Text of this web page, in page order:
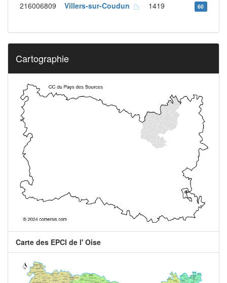
216006809 Villers-sur-Coudun 1419 60
Cartographie
Carte des EPCI de l' Oise